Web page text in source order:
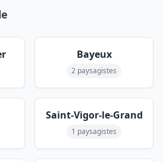
Bayeux
2 paysagistes
Saint-Vigor-le-Grand
1 paysagistes